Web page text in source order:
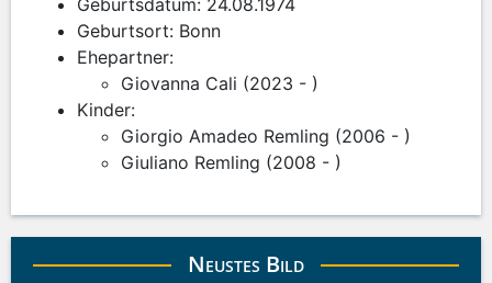
Geburtsdatum: 24.08.1974
Geburtsort: Bonn
Ehepartner:
Giovanna Cali (2023 - )
Kinder:
Giorgio Amadeo Remling (2006 - )
Giuliano Remling (2008 - )
Neustes Bild